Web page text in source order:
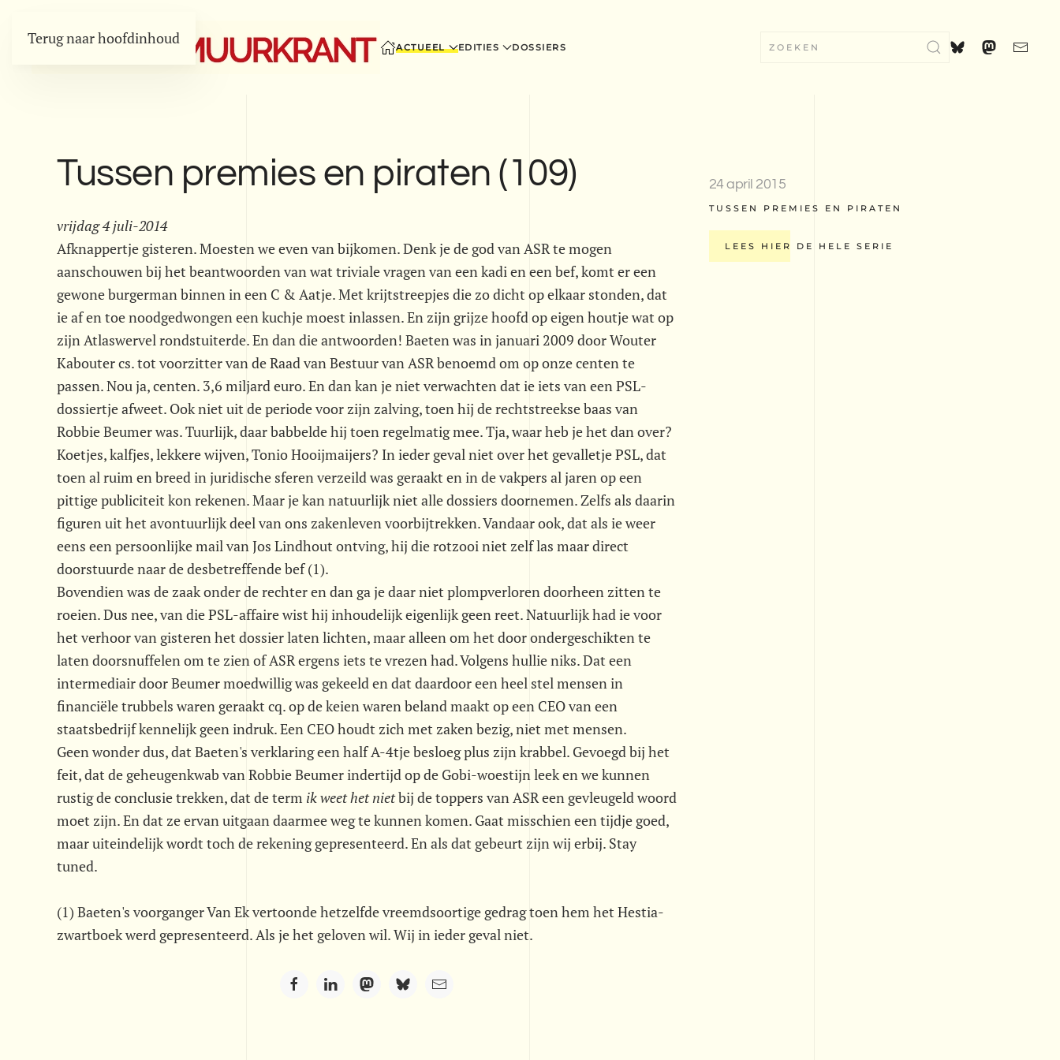
Terug naar hoofdinhoud ACTUEEL EDITIES DOSSIERS
Tussen premies en piraten (109)
vrijdag 4 juli-2014
Afknappertje gisteren. Moesten we even van bijkomen. Denk je de god van ASR te mogen
aanschouwen bij het beantwoorden van wat triviale vragen van een kadi en een bef, komt er een
gewone burgerman binnen in een C & Aatje. Met krijtstreepjes die zo dicht op elkaar stonden, dat
ie af en toe noodgedwongen een kuchje moest inlassen. En zijn grijze hoofd op eigen houtje wat op
zijn Atlaswervel rondstuiterde. En dan die antwoorden! Baeten was in januari 2009 door Wouter
Kabouter cs. tot voorzitter van de Raad van Bestuur van ASR benoemd om op onze centen te
passen. Nou ja, centen. 3,6 miljard euro. En dan kan je niet verwachten dat ie iets van een PSL-
dossiertje afweet. Ook niet uit de periode voor zijn zalving, toen hij de rechtstreekse baas van
Robbie Beumer was. Tuurlijk, daar babbelde hij toen regelmatig mee. Tja, waar heb je het dan over?
Koetjes, kalfjes, lekkere wijven, Tonio Hooijmaijers? In ieder geval niet over het gevalletje PSL, dat
toen al ruim en breed in juridische sferen verzeild was geraakt en in de vakpers al jaren op een
pittige publiciteit kon rekenen. Maar je kan natuurlijk niet alle dossiers doornemen. Zelfs als daarin
figuren uit het avontuurlijk deel van ons zakenleven voorbijtrekken. Vandaar ook, dat als ie weer
eens een persoonlijke mail van Jos Lindhout ontving, hij die rotzooi niet zelf las maar direct
doorstuurde naar de desbetreffende bef (1).
Bovendien was de zaak onder de rechter en dan ga je daar niet plompverloren doorheen zitten te
roeien. Dus nee, van die PSL-affaire wist hij inhoudelijk eigenlijk geen reet. Natuurlijk had ie voor
het verhoor van gisteren het dossier laten lichten, maar alleen om het door ondergeschikten te
laten doorsnuffelen om te zien of ASR ergens iets te vrezen had. Volgens hullie niks. Dat een
intermediair door Beumer moedwillig was gekeeld en dat daardoor een heel stel mensen in
financiële trubbels waren geraakt cq. op de keien waren beland maakt op een CEO van een
staatsbedrijf kennelijk geen indruk. Een CEO houdt zich met zaken bezig, niet met mensen.
Geen wonder dus, dat Baeten's verklaring een half A-4tje besloeg plus zijn krabbel. Gevoegd bij het
feit, dat de geheugenkwab van Robbie Beumer indertijd op de Gobi-woestijn leek en we kunnen
rustig de conclusie trekken, dat de term  ik weet het niet bij de toppers van ASR een gevleugeld woord
moet zijn. En dat ze ervan uitgaan daarmee weg te kunnen komen. Gaat misschien een tijdje goed,
maar uiteindelijk wordt toch de rekening gepresenteerd. En als dat gebeurt zijn wij erbij. Stay
tuned.
(1) Baeten's voorganger Van Ek vertoonde hetzelfde vreemdsoortige gedrag toen hem het Hestia-
zwartboek werd gepresenteerd. Als je het geloven wil. Wij in ieder geval niet.
24 april 2015
TUSSEN PREMIES EN PIRATEN
LEES HIER DE HELE SERIE